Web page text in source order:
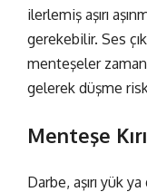
ilerlemiş aşırı
gerekebilir. Ses
menteşeler
gelerek düşme
Menteşe
Darbe, aşırı yük